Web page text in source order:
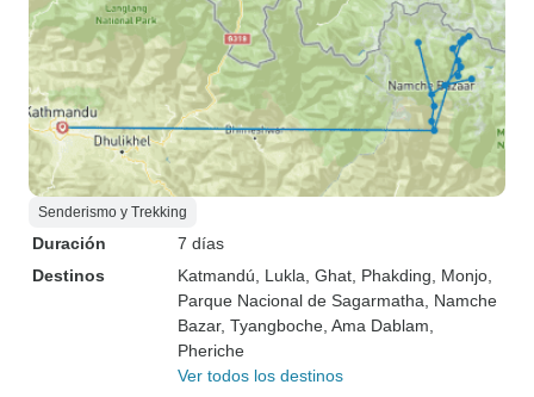
Senderismo y Trekking
Duración
7 días
Destinos
Katmandú , Lukla , Ghat , Phakding , Monjo
Parque Nacional de Sagarmatha , Namche
Bazar, Tyangboche , Ama Dablam
Pheriche
Ver todos los destinos